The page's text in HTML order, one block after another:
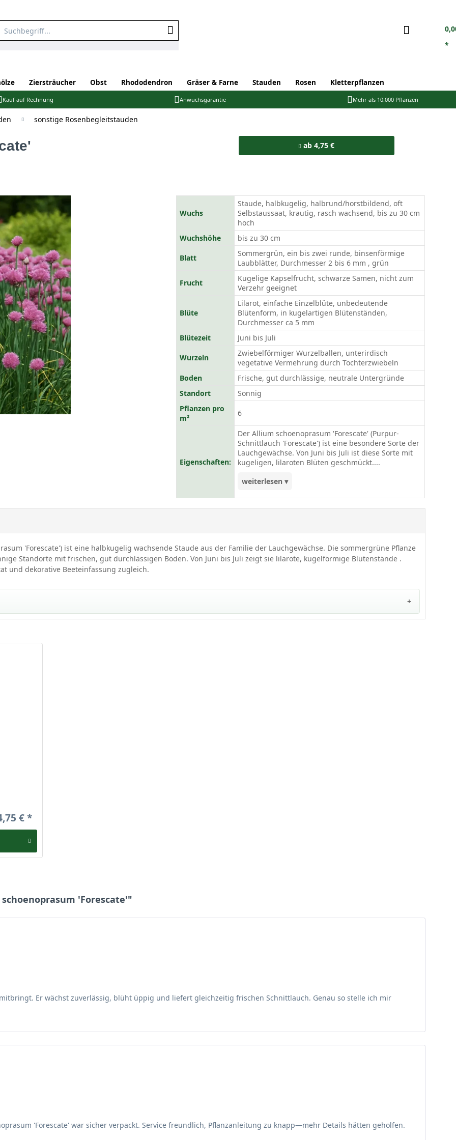
*
Ziersträucher Obst Rhododendron Gräser & Farne Stauden Rosen Kletterpflanzen
Kauf auf Rechnung Anwuchsgarantie Mehr als 10.000 Pflanzen
sonstige Rosenbegleitstauden
ab 4,75 €
Wuchs
Staude, halbkugelig, halbrund/horstbildend, oft
Selbstaussaat, krautig, rasch wachsend, bis zu 30 cm
hoch
Wuchshöhe
bis zu 30 cm
Blatt
Sommergrün, ein bis zwei runde, binsenförmige
Laubblätter, Durchmesser 2 bis 6 mm , grün
Frucht
Kugelige Kapselfrucht, schwarze Samen, nicht zum
Verzehr geeignet
Blüte
Lilarot, einfache Einzelblüte, unbedeutende
Blütenform, in kugelartigen Blütenständen,
Durchmesser ca 5 mm
Blütezeit
Juni bis Juli
Wurzeln
Zwiebelförmiger Wurzelballen, unterirdisch
vegetative Vermehrung durch Tochterzwiebeln
Boden
Frische, gut durchlässige, neutrale Untergründe
Standort
Sonnig
Pflanzen pro
m²
6
Eigenschaften:
Der Allium schoenoprasum 'Forescate' (Purpur-
Schnittlauch 'Forescate') ist eine besondere Sorte der
Lauchgewächse. Von Juni bis Juli ist diese Sorte mit
kugeligen, lilaroten Blüten geschmückt....
weiterlesen ▾
10 Stück wächst das Lauchgewächs am liebsten.
Pflanzen Sie 6 bis 9 Exemplare pro Quadratmeter
und achten Sie auf einen Pflanzabstand von 30 bis
Insgesamt handelt es sich hierbei um eine
anspruchslose und sehr gut frostharte Staude. An
optimalen Standorten hat dieses Exemplar kaum
Pflege nötig. Der ideale Platz für diese Sorte ist ein
'Forescate') ist eine halbkugelig wachsende Staude aus der Familie der Lauchgewächse. Die sommergrüne Pflanze
Standorte mit frischen, gut durchlässigen Böden. Von Juni bis Juli zeigt sie lilarote, kugelförmige Blütenstände .
und dekorative Beeteinfassung zugleich.
Wachstum hat er sich einen festen Platz in vielen Gärten erobert. Lernen Sie die Besonderheiten dieser
Lauchgewächse (Amaryllidaceae) und ist eine ausdauernde, krautige Pflanze. Der Purpur-Schnitt-Lauch erreicht eine
Die Pflanze bildet unterirdisch zwiebelförmige Wurzelballen, die sich durch Tochterzwiebeln vegetativ
kompakten Größe eignet sie sich hervorragend für Beeteinfassungen, Kräutergärten und sogar für die
Asiens und Nordamerikas beheimatet. Die Sorte 'Forescate' wurde aus dieser großen genetischen Vielfalt selektiert
Traditionell wird Schnittlauch seit Jahrhunderten in Kloster- und Bauerngärten kultiviert, wo er sowohl als
'Forescate' führt diese Tradition fort und erfreut sich heute großer Beliebtheit in naturnahen Gärten. Sie gedeiht an
€
'Forescate'"
mitbringt. Er wächst zuverlässig, blüht üppig und liefert gleichzeitig frischen Schnittlauch. Genau so stelle ich mir
'Forescate' war sicher verpackt. Service freundlich, Pflanzanleitung zu knapp—mehr Details hätten geholfen.